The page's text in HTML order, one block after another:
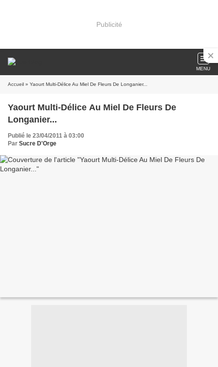
Publicité
MENU
Accueil » Yaourt Multi-Délice Au Miel De Fleurs De Longanier...
Yaourt Multi-Délice Au Miel De Fleurs De
Longanier...
Publié le 23/04/2011 à 03:00
Par Sucre D'Orge